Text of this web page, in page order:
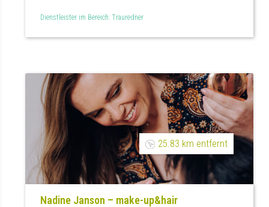
Dienstleister im Bereich: Trauredner
25.83 km entfernt
Nadine Janson – make-up&hair